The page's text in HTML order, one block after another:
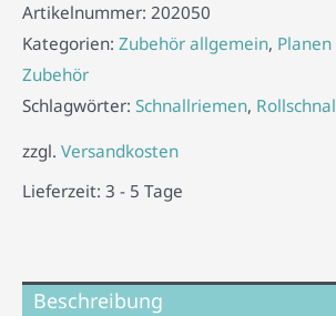
Artikelnummer: 202050
Kategorien: Zubehör allgemein,
Zubehör
Schlagwörter: Schnallriemen,
zzgl. Versandkosten
Lieferzeit: 3 - 5 Tage
Beschreibung